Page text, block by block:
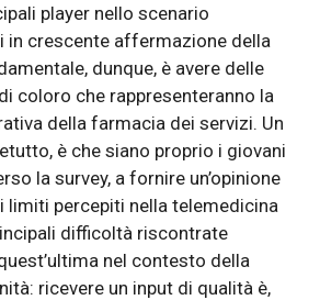
player nello scenario
in crescente affermazione della
dunque, è avere delle
coloro che rappresenteranno la
della farmacia dei servizi. Un
è che siano proprio i giovani
la survey, a fornire un’opinione
limiti percepiti nella telemedicina
difficoltà riscontrate
nel contesto della
ricevere un input di qualità è,